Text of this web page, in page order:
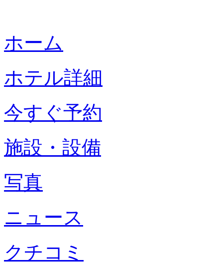
ホーム
ホテル詳細
今すぐ予約
施設・設備
写真
ニュース
クチコミ